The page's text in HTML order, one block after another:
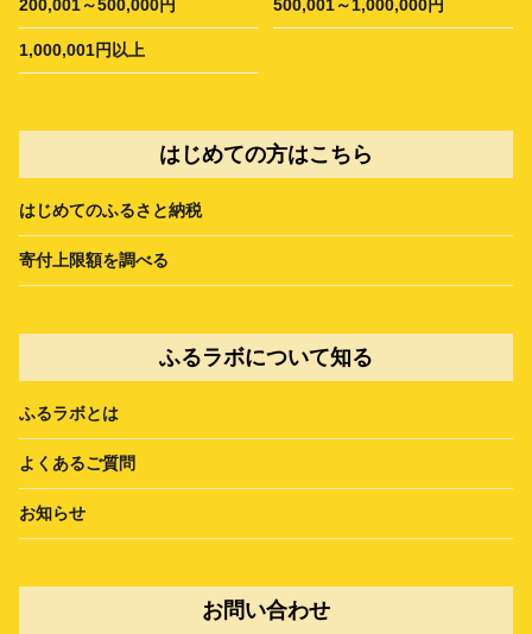
200,001～500,000円 500,001～1,000,000円
1,000,001円以上
はじめての方はこちら
はじめてのふるさと納税
寄付上限額を調べる
ふるラボについて知る
ふるラボとは
よくあるご質問
お知らせ
お問い合わせ